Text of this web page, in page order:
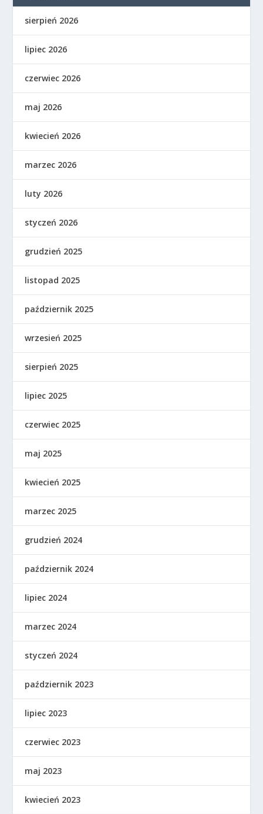
sierpień 2026
lipiec 2026
czerwiec 2026
maj 2026
kwiecień 2026
marzec 2026
luty 2026
styczeń 2026
grudzień 2025
listopad 2025
październik 2025
wrzesień 2025
sierpień 2025
lipiec 2025
czerwiec 2025
maj 2025
kwiecień 2025
marzec 2025
grudzień 2024
październik 2024
lipiec 2024
marzec 2024
styczeń 2024
październik 2023
lipiec 2023
czerwiec 2023
maj 2023
kwiecień 2023